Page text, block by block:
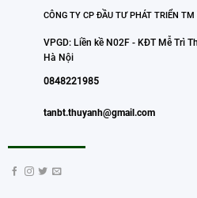
CÔNG TY CP ĐẦU TƯ PHÁT TRIỂN
VPGD: Liền kề N02F - KĐT Mễ Trì
Hà Nội
0848221985
tanbt.thuyanh@gmail.com